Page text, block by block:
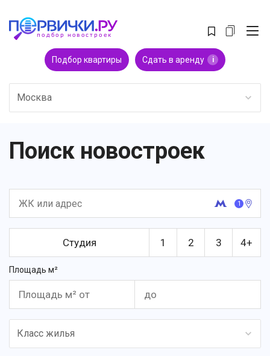
Подбор квартиры Сдать в аренду i
Москва
Поиск новостроек
1
Студия 1 2 3 4+
Площадь м²
Класс жилья